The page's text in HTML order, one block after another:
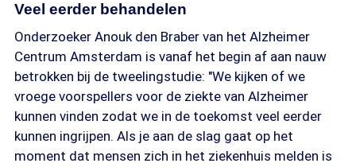
Veel eerder behandelen
Onderzoeker Anouk den Braber van het Alzheimer
Centrum Amsterdam is vanaf het begin af aan nauw
betrokken bij de tweelingstudie: "We kijken of we
vroege voorspellers voor de ziekte van Alzheimer
kunnen vinden zodat we in de toekomst veel eerder
kunnen ingrijpen. Als je aan de slag gaat op het
moment dat mensen zich in het ziekenhuis melden is